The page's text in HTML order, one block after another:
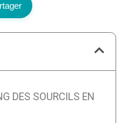
DES SOURCILS EN